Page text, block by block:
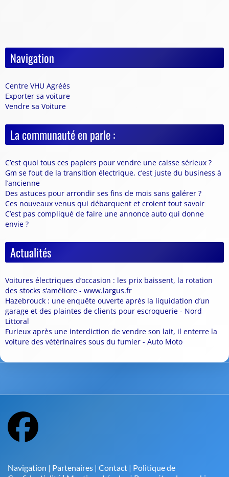
Navigation
Centre VHU Agréés
Exporter sa voiture
Vendre sa Voiture
La communauté en parle :
C’est quoi tous ces papiers pour vendre une caisse sérieux ?
Gm se fout de la transition électrique, c’est juste du business à
l’ancienne
Des astuces pour arrondir ses fins de mois sans galérer ?
Ces nouveaux venus qui débarquent et croient tout savoir
C’est pas compliqué de faire une annonce auto qui donne
envie ?
Actualités
Voitures électriques d’occasion : les prix baissent, la rotation
des stocks s’améliore - www.largus.fr
Hazebrouck : une enquête ouverte après la liquidation d’un
garage et des plaintes de clients pour escroquerie - Nord
Littoral
Furieux après une interdiction de vendre son lait, il enterre la
voiture des vétérinaires sous du fumier - Auto Moto
Navigation | Partenaires | Contact | Politique de